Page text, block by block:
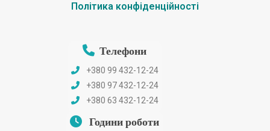
Політика конфіденційності
Телефони
+380 99 432-12-24
+380 97 432-12-24
+380 63 432-12-24
Години роботи